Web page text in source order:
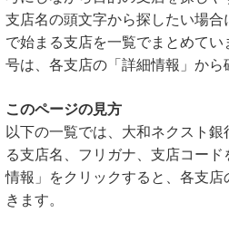
支店名の頭文字から探したい場合
で始まる支店を一覧でまとめて
号は、各支店の「詳細情報」から
このページの見方
以下の一覧では、大和ネクスト
る支店名、フリガナ、支店コー
情報」をクリックすると、各支
きます。